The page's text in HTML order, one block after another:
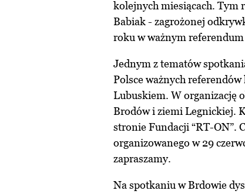
kolejnych miesiącach. Tym
Babiak - zagrożonej
roku w ważnym
Jednym z tematów
Polsce ważnych
Lubuskiem. W organizację
Brodów i ziemi Legnickiej.
stronie Fundacji “RT-ON”.
organizowanego w 29
zapraszamy.
Na spotkaniu w Brdowie